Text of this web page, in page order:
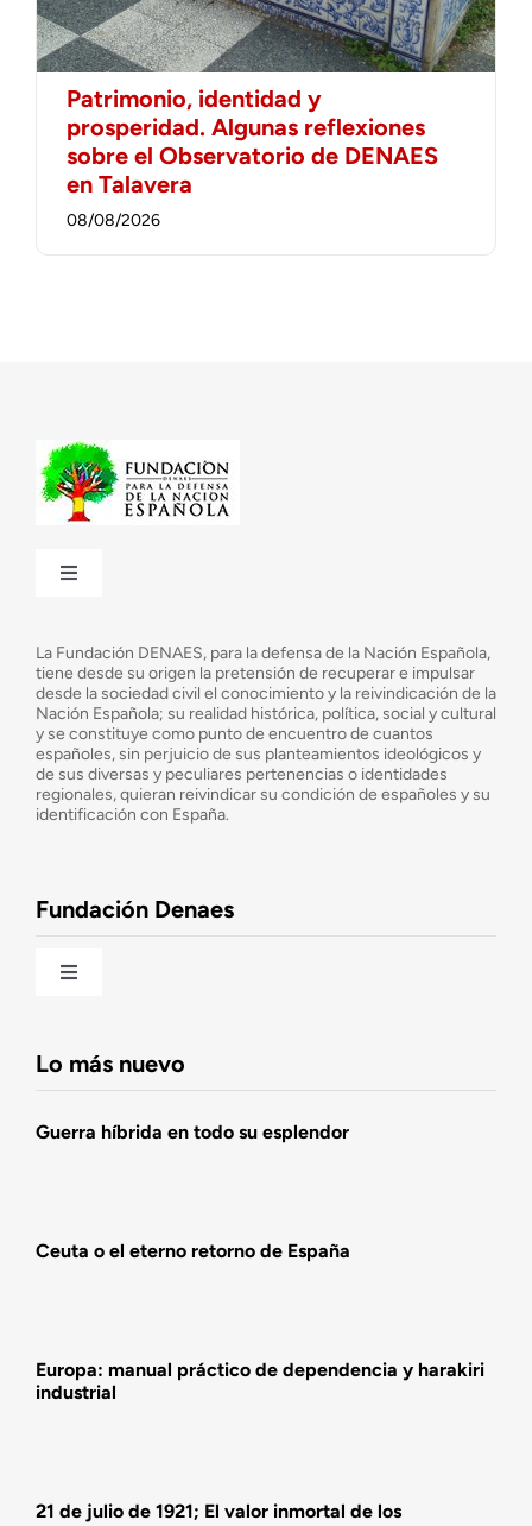
Patrimonio, identidad y
prosperidad. Algunas reflexiones
sobre el Observatorio de DENAES
en Talavera
08/08/2026
Toggle
¿Cuáles son nuestros objetivos?
Consejo Asesor
La Fundación DENAES, para la defensa de la Nación Española,
tiene desde su origen la pretensión de recuperar e impulsar
desde la sociedad civil el conocimiento y la reivindicación de la
Nación Española; su realidad histórica, política, social y cultural
y se constituye como punto de encuentro de cuantos
españoles, sin perjuicio de sus planteamientos ideológicos y
de sus diversas y peculiares pertenencias o identidades
regionales, quieran reivindicar su condición de españoles y su
identificación con España.
Fundación Denaes
Toggle
Lo más nuevo
Guerra híbrida en todo su esplendor
Ceuta o el eterno retorno de España
Europa: manual práctico de dependencia y harakiri
industrial
21 de julio de 1921; El valor inmortal de los